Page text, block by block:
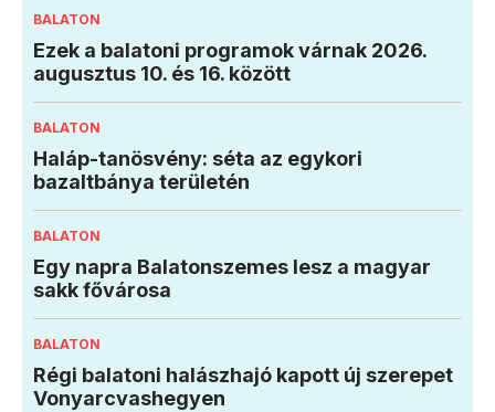
BALATON
Ezek a balatoni programok várnak 2026.
augusztus 10. és 16. között
BALATON
Haláp-tanösvény: séta az egykori
bazaltbánya területén
BALATON
Egy napra Balatonszemes lesz a magyar
sakk fővárosa
BALATON
Régi balatoni halászhajó kapott új szerepet
Vonyarcvashegyen